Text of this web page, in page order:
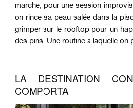
marche, pour une session
on rince sa peau salée dans la
grimper sur le rooftop pour un
des pins. Une routine à laquelle
LA DESTINATION
COMPORTA